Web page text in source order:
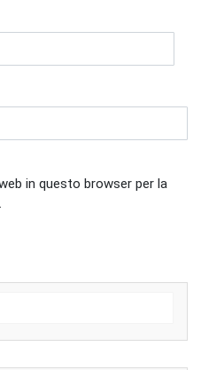
in questo browser per la